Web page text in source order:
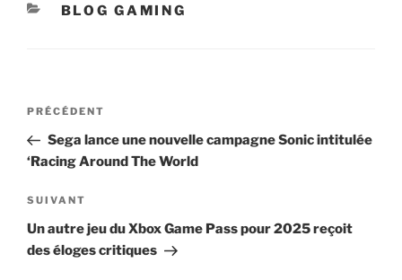
CATÉGORIES
BLOG GAMING
Navigation
l’article
Article
précédent
PRÉCÉDENT
Sega lance une nouvelle campagne Sonic intitulée
‘Racing Around The World
Article
suivant
SUIVANT
Un autre jeu du Xbox Game Pass pour 2025 reçoit
des éloges critiques